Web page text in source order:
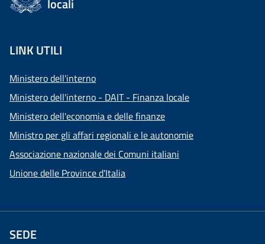
locali
LINK UTILI
Ministero dell'interno
Ministero dell'interno - DAIT - Finanza locale
Ministero dell'economia e delle finanze
Ministro per gli affari regionali e le autonomie
Associazione nazionale dei Comuni italiani
Unione delle Province d'Italia
SEDE